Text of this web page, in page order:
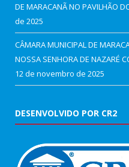
DE MARACANÃ NO PAVILHÃO
de 2025
CÂMARA MUNICIPAL DE
NOSSA SENHORA DE NAZARÉ
12 de novembro de 2025
DESENVOLVIDO POR CR2